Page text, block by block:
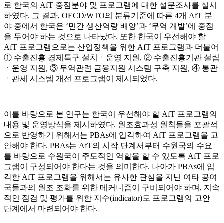
로 한국의 AfT 중점분야 및 프로그램에 대한 설문조사를 실시
하였다. 그 결과, OECD/WTO의 분류기준에 따른 4개 AfT 분
야 중에서 한국은 ‘민간 생산역량 배양’과 ‘무역 개발’에 중점
을 두어야 하는 것으로 나타났다. 또한 한국이 우선해야 할
AfT 프로그램으로는 산업정책을 위한 AfT 프로그램과 더불어
① 수출진흥 경제특구 설치ㆍ운영 지원, ② 수출진흥기관 설립
ㆍ운영 지원, ③ 무역관련 금융지원 시스템 구축 지원, ④ 통관
ㆍ관세 시스템 개선 프로그램이 제시되었다.
이를 바탕으로 본 연구는 한국이 우선해야 할 AfT 프로그램의
내용 및 운영방식을 제시하였다. 원조효과성 원칙들을 포괄적
으로 반영하기 위해서는 PBAs에 입각하여 AfT 프로그램을 고
안해야 한다. PBAs는 AfT의 시작 단계서부터 수원국의 수요
를 바탕으로 수원국이 주도적인 역할을 할 수 있도록 AfT 프로
그램이 구성되어야 한다는 것을 의미한다. 나아가 PBAs에 입
각한 AfT 프로그램을 위해서는 유사한 관심을 지닌 여타 공여
국들과의 원조 조화를 위한 메커니즘이 구비되어야 하며, 지속
적인 점검 및 평가를 위한 지수(indicator)도 프로그램의 고안
단계에서 마련되어야 한다.